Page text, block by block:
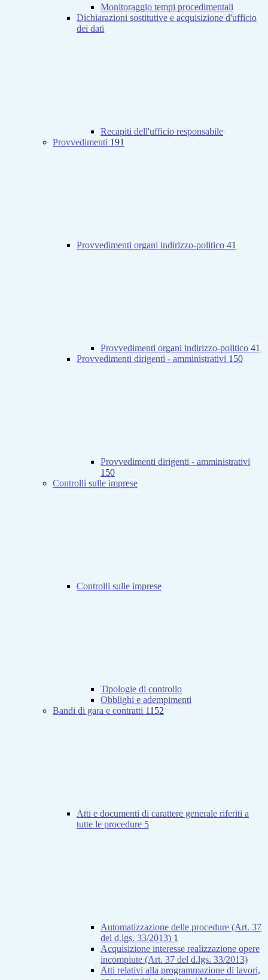
Monitoraggio tempi procedimentali
Dichiarazioni sostitutive e acquisizione d'ufficio
dei dati
Recapiti dell'ufficio responsabile
Provvedimenti 191
Provvedimenti organi indirizzo-politico 41
Provvedimenti organi indirizzo-politico 41
Provvedimenti dirigenti - amministrativi 150
Provvedimenti dirigenti - amministrativi
150
Controlli sulle imprese
Controlli sulle imprese
Tipologie di controllo
Obblighi e adempimenti
Bandi di gara e contratti 1152
Atti e documenti di carattere generale riferiti a
tutte le procedure 5
Automatizzazione delle procedure (Art. 37
del d.lgs. 33/2013) 1
Acquisizione interesse realizzazione opere
incompiute (Art. 37 del d.lgs. 33/2013)
Atti relativi alla programmazione di lavori,